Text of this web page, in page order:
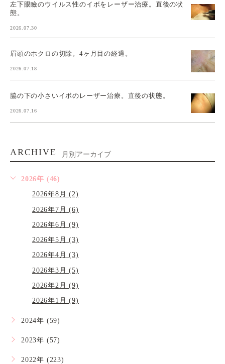
左下眼瞼のウイルス性のイボをレーザー治療。直後の状
態。
2026.07.30
眉頭のホクロの切除。4ヶ月目の経過。
2026.07.18
脇の下の小さいイボのレーザー治療。直後の状態。
2026.07.16
ARCHIVE 月別アーカイブ
2026年 (46)
2026年8月 (2)
2026年7月 (6)
2026年6月 (9)
2026年5月 (3)
2026年4月 (3)
2026年3月 (5)
2026年2月 (9)
2026年1月 (9)
2024年 (59)
2023年 (57)
2022年 (223)